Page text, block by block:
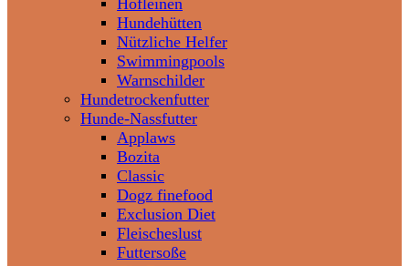
Hofleinen
Hundehütten
Nützliche Helfer
Swimmingpools
Warnschilder
Hundetrockenfutter
Hunde-Nassfutter
Applaws
Bozita
Classic
Dogz finefood
Exclusion Diet
Fleischeslust
Futtersoße